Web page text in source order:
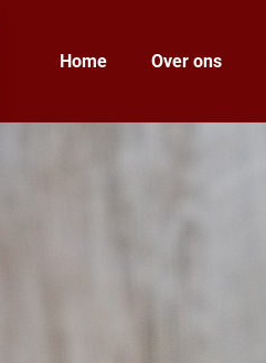
Home Over ons